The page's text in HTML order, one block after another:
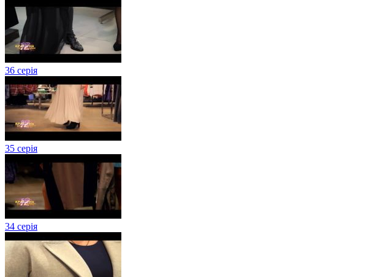
36 серія
35 серія
34 серія